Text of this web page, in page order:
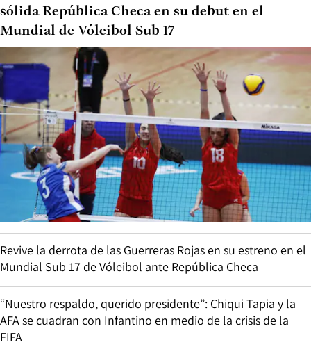
sólida República Checa en su debut en el
Mundial de Vóleibol Sub 17
Revive la derrota de las Guerreras Rojas en su estreno en el
Mundial Sub 17 de Vóleibol ante República Checa
“Nuestro respaldo, querido presidente”: Chiqui Tapia y la
AFA se cuadran con Infantino en medio de la crisis de la
FIFA